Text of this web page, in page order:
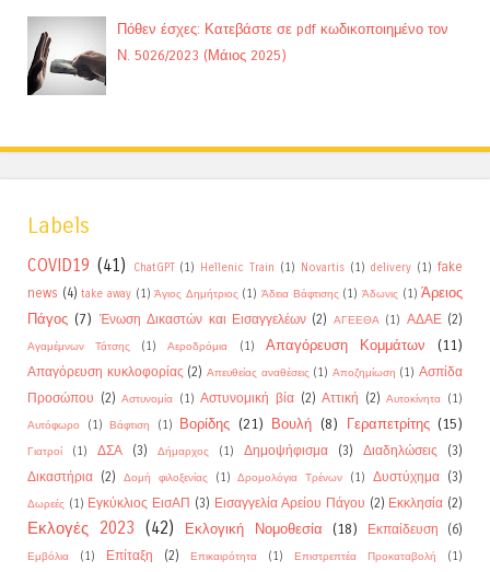
Πόθεν έσχες: Κατεβάστε σε pdf κωδικοποιημένο τον
Ν. 5026/2023 (Μάιος 2025)
Labels
COVID19 (41) ChatGPT (1) Hellenic Train (1) Novartis (1) delivery (1) fake
news (4) take away (1) Άγιος Δημήτριος (1) Άδεια Βάφτισης (1) Άδωνις (1) Άρειος
Πάγος (7) Ένωση Δικαστών και Εισαγγελέων (2) ΑΓΕΕΘΑ (1) ΑΔΑΕ (2)
Αγαμέμνων Τάτσης (1) Αεροδρόμια (1) Απαγόρευση Κομμάτων (11)
Απαγόρευση κυκλοφορίας (2) Απευθείας αναθέσεις (1) Αποζημίωση (1) Ασπίδα
Προσώπου (2) Αστυνομία (1) Αστυνομική βία (2) Αττική (2) Αυτοκίνητα (1)
Αυτόφωρο
(1) Βάφτιση (1) Βορίδης (21) Βουλή (8) Γεραπετρίτης (15)
Γιατροί (1) ΔΣΑ (3) Δήμαρχος (1) Δημοψήφισμα (3) Διαδηλώσεις
(3)
Δικαστήρια (2) Δομή φιλοξενίας (1) Δρομολόγια Τρένων (1) Δυστύχημα (3)
Δωρεές (1) Εγκύκλιος ΕισΑΠ (3) Εισαγγελία Αρείου Πάγου (2) Εκκλησία (2)
Εκλογές 2023 (42) Εκλογική Νομοθεσία (18) Εκπαίδευση (6)
Εμβόλια (1) Επίταξη (2) Επικαιρότητα (1) Επιστρεπτέα Προκαταβολή (1)